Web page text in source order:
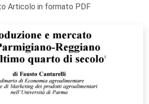
Articolo in formato PDF